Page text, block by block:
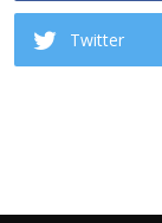
Twitter